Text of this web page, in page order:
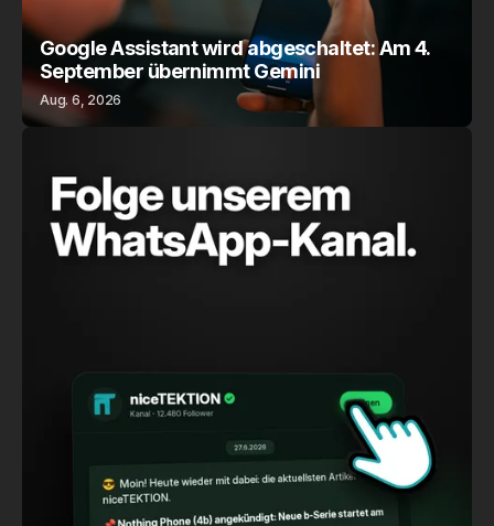
Google Assistant wird abgeschaltet: Am 4.
September übernimmt Gemini
Aug. 6, 2026